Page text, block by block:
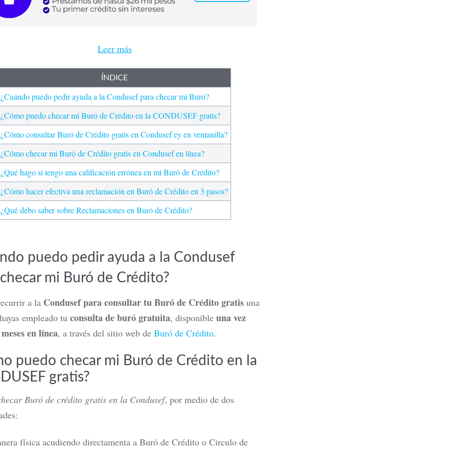
Leer más
ÍNDICE
¿Cuándo puedo pedir ayuda a la Condusef para checar mi Buró?
¿Cómo puedo checar mi Buró de Crédito en la CONDUSEF gratis?
¿Cómo consultar Buró de Crédito gratis en Condusef ey en ventanilla?
¿Cómo checar mi Buró de Crédito gratis en Condusef en línea?
¿Qué hago si tengo una calificación errónea en mi Buró de Crédito?
¿Cómo hacer efectiva una reclamación en Buró de Crédito en 3 pasos?
¿Qué debo saber sobre Reclamaciones en Buró de Crédito?
puedo pedir ayuda a la Condusef
mi Buró de Crédito?
a la Condusef para consultar tu Buró de Crédito gratis una
empleado tu consulta de buró gratuita, disponible una vez
en línea, a través del sitio web de Buró de Crédito.
puedo checar mi Buró de Crédito en la
gratis?
Buró de crédito gratis en la Condusef, por medio de dos
física acudiendo directamenta a Buró de Crédito o Circulo de